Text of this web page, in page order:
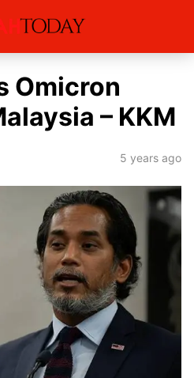
Omicron
– KKM
5 years ago